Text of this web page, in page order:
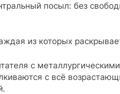
посыл: без
из которых
с
с всё